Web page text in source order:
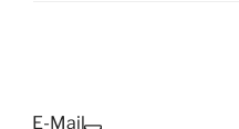
E-Mail